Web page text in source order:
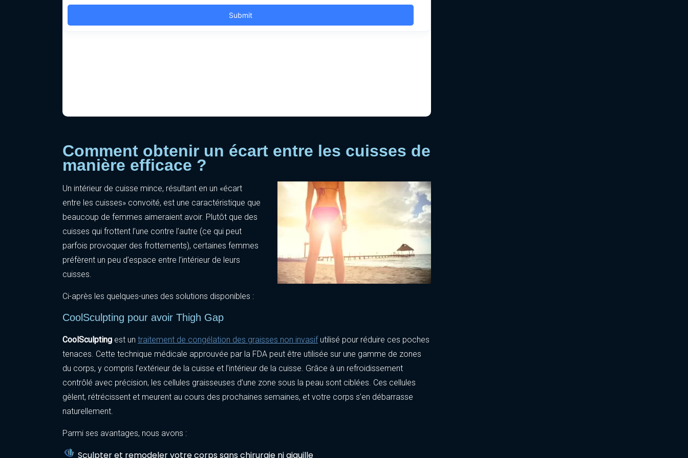
Comment obtenir un écart entre les cuisses de
manière efficace ?
Un intérieur de cuisse mince, résultant en un «écart
entre les cuisses» convoité, est une caractéristique que
beaucoup de femmes aimeraient avoir. Plutôt que des
cuisses qui frottent l’une contre l’autre (ce qui peut
parfois provoquer des frottements), certaines femmes
préfèrent un peu d’espace entre l’intérieur de leurs
cuisses.
Ci-après les quelques-unes des solutions disponibles :
CoolSculpting pour avoir Thigh Gap
CoolSculpting est un traitement de congélation des graisses non invasifutilisé pour réduire ces poches
tenaces. Cette technique médicale approuvée par la FDA peut être utilisée sur une gamme de zones
du corps, y compris l’extérieur de la cuisse et l’intérieur de la cuisse. Grâce à un refroidissement
contrôlé avec précision, les cellules graisseuses d’une zone sous la peau sont ciblées. Ces cellules
gèlent, rétrécissent et meurent au cours des prochaines semaines, et votre corps s’en débarrasse
naturellement.
Parmi ses avantages, nous avons :
Sculpter et remodeler votre corps sans chirurgie ni aiguille